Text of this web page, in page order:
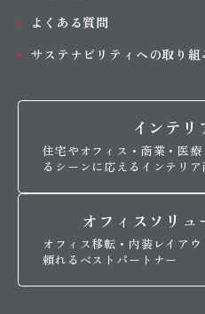
よくある質問
サステナビリティへの取り組
インテ
住宅やオフィス・商業・医
るシーンに応えるインテリ
オフィスソリ
オフィス移転・内装レイア
頼れるベストパートナー